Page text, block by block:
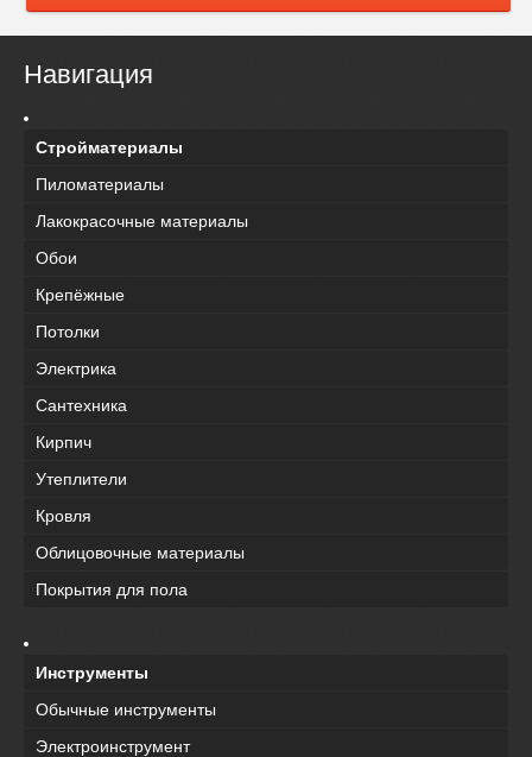
Навигация
Стройматериалы
Пиломатериалы
Лакокрасочные материалы
Обои
Крепёжные
Потолки
Электрика
Сантехника
Кирпич
Утеплители
Кровля
Облицовочные материалы
Покрытия для пола
Инструменты
Обычные инструменты
Электроинструмент